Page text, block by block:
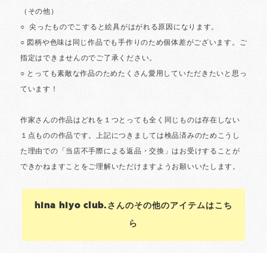
hina hiyo club.さんのその他のアイテムはこち
ら